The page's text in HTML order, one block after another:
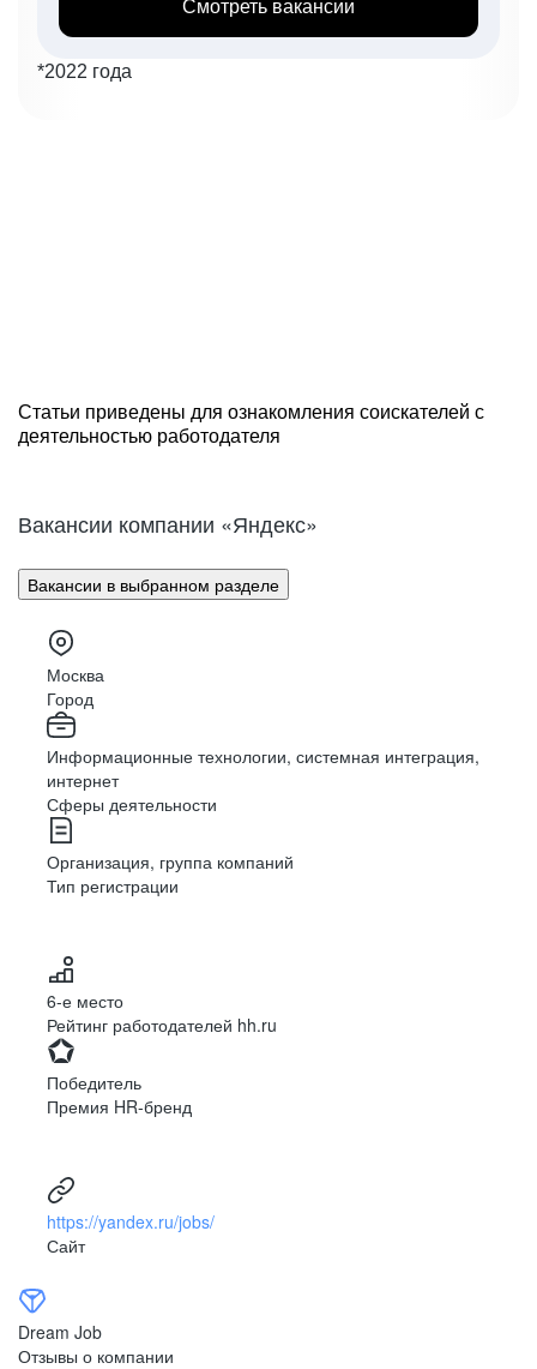
Смотреть вакансии
*2022 года
Статьи приведены для ознакомления соискателей с
деятельностью работодателя
Вакансии компании «Яндекс»
Вакансии в выбранном разделе
Москва
Город
Информационные технологии, системная интеграция,
интернет
Сферы деятельности
Организация, группа компаний
Тип регистрации
6-е место
Рейтинг работодателей hh.ru
Победитель
Премия HR-бренд
https://yandex.ru/jobs/
Сайт
Dream Job
Отзывы о компании